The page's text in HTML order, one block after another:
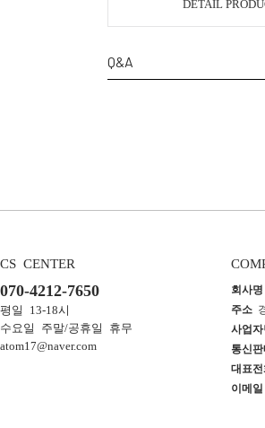
DETAIL
Q&A
CS CENTER
070-4212-7650
평일 13-18시
수요일 주말/공휴일 휴무
atom17@naver.com
회사명
주소
사업자
통신
대표전
이메일